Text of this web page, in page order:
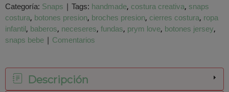
Categoría: Snaps | Tags: handmade costura creativa snaps
costura botones presion broches presion cierres costura ropa
infantil baberos neceseres fundas prym love botones jersey
snaps bebe | Comentarios
Descripción